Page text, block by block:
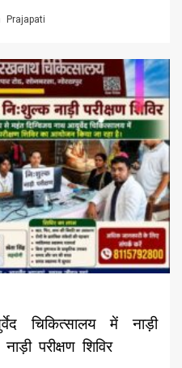
Prajapati
चिकित्सालय में नाड़ी
परीक्षण शिविर